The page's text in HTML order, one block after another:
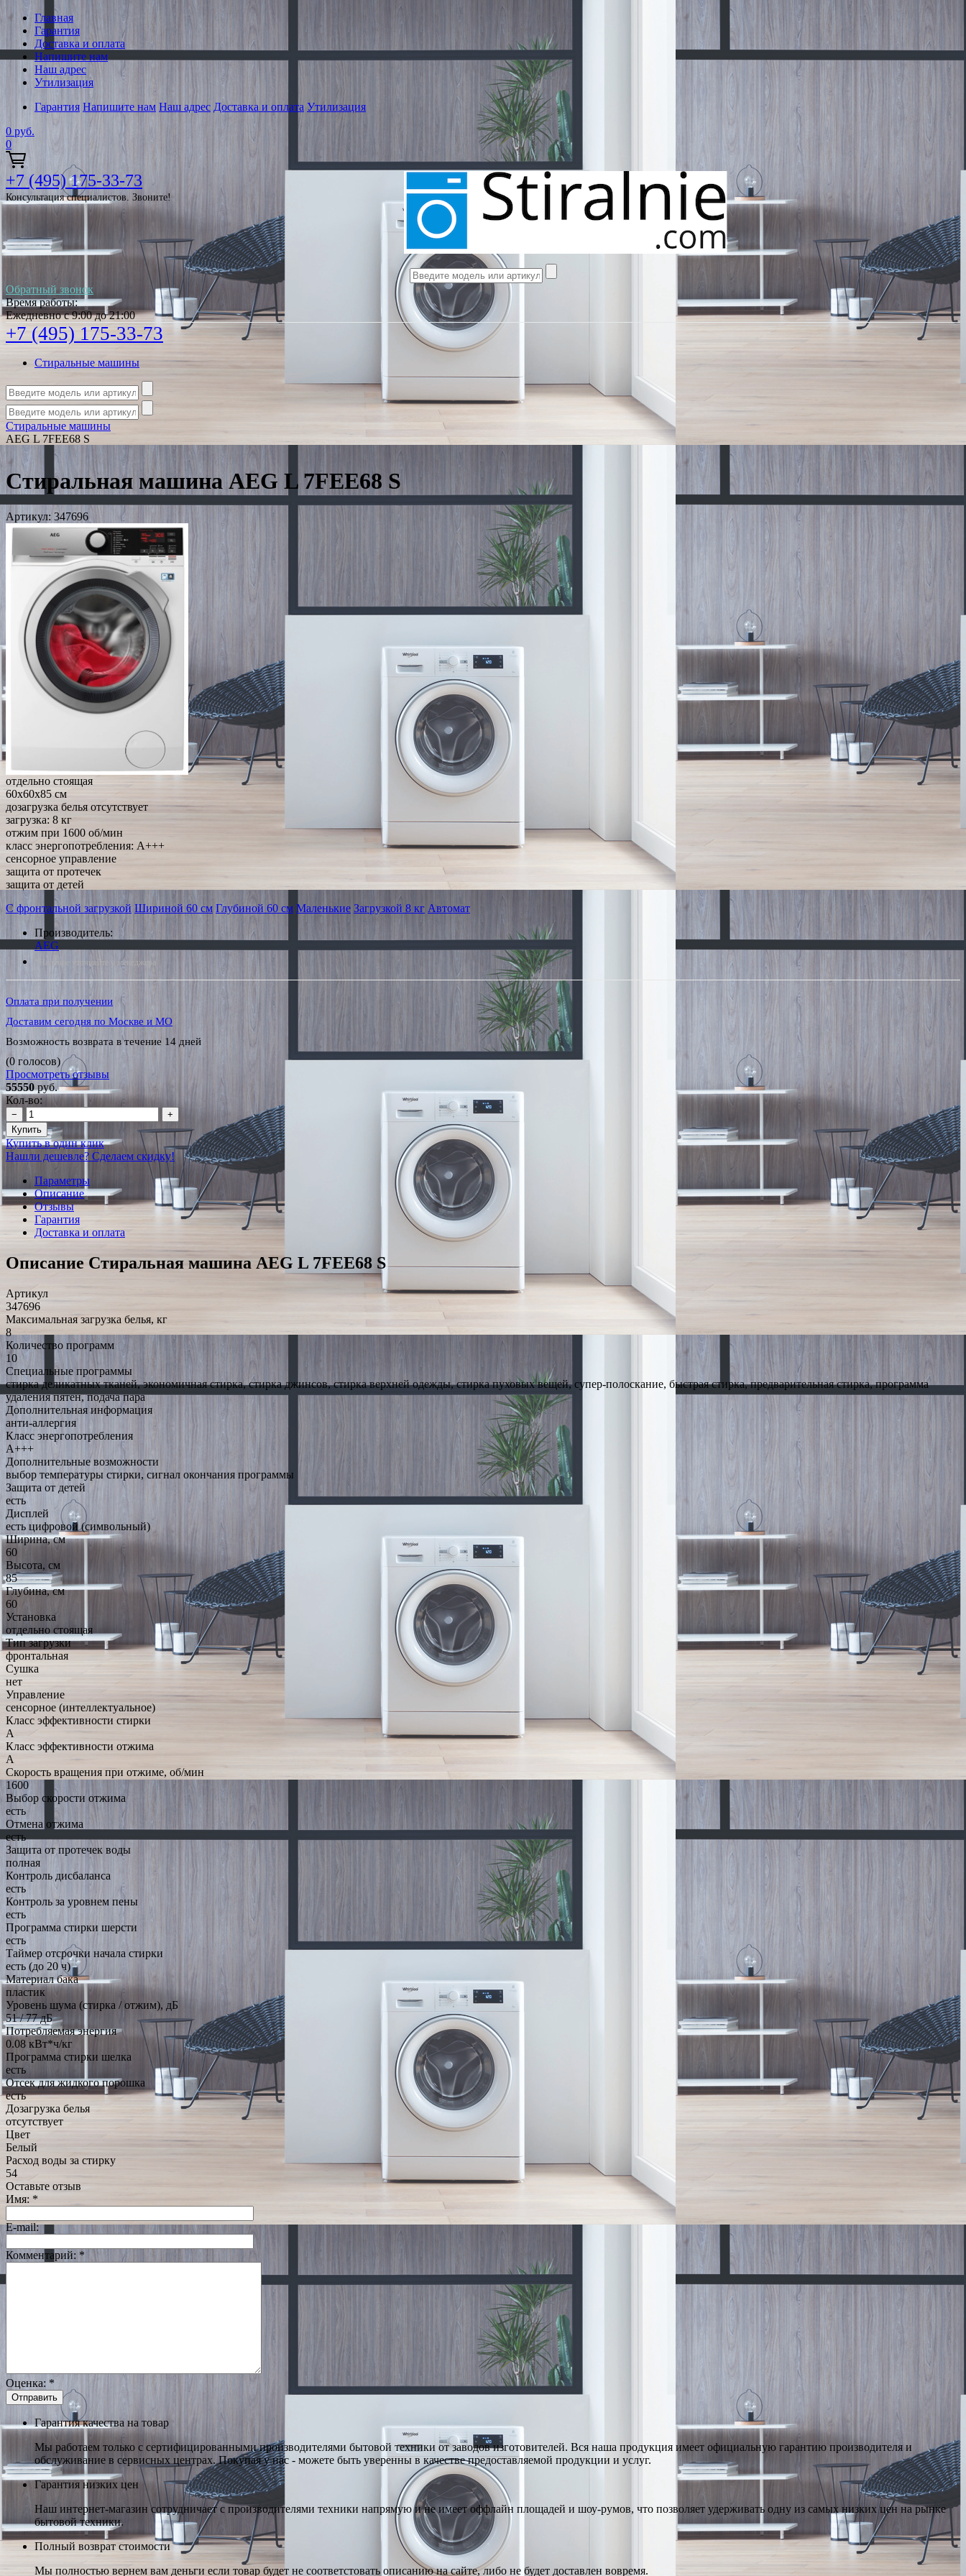
Главная
Гарантия
Доставка и оплата
Напишите нам
Наш адрес
Утилизация
Гарантия Напишите нам Наш адрес Доставка и оплата Утилизация
0 руб.
0
+7 (495) 175-33-73
Консультация специалистов. Звоните!
Обратный звонок
Время работы:
Ежедневно с 9:00 до 21:00
+7 (495) 175-33-73
Стиральные машины
Стиральные машины
AEG L 7FEE68 S
Стиральная машина AEG L 7FEE68 S
Артикул: 347696
отдельно стоящая
60x60x85 см
дозагрузка белья отсутствует
загрузка: 8 кг
отжим при 1600 об/мин
класс энергопотребления: A+++
сенсорное управление
защита от протечек
защита от детей
С фронтальной загрузкой Шириной 60 см Глубиной 60 см Маленькие Загрузкой 8 кг Автомат
Производитель:
AEG
*Наличие уточняйте у менеджера
Оплата при получении
Доставим сегодня по Москве и МО
Возможность возврата в течение 14 дней
(0 голосов)
Просмотреть отзывы
55550руб.
Кол-во:
−
+
Купить
Купить в один клик
Нашли дешевле? Сделаем скидку!
Параметры
Описание
Отзывы
Гарантия
Доставка и оплата
Описание Стиральная машина AEG L 7FEE68 S
Артикул
347696
Максимальная загрузка белья, кг
8
Количество программ
10
Специальные программы
стирка деликатных тканей, экономичная стирка, стирка джинсов, стирка верхней одежды, стирка пуховых вещей, супер-полоскание, быстрая стирка, предварительная стирка, программа
удаления пятен, подача пара
Дополнительная информация
анти-аллергия
Класс энергопотребления
A+++
Дополнительные возможности
выбор температуры стирки, сигнал окончания программы
Защита от детей
есть
Дисплей
есть цифровой (символьный)
Ширина, см
60
Высота, см
85
Глубина, см
60
Установка
отдельно стоящая
Тип загрузки
фронтальная
Сушка
нет
Управление
сенсорное (интеллектуальное)
Класс эффективности стирки
A
Класс эффективности отжима
A
Скорость вращения при отжиме, об/мин
1600
Выбор скорости отжима
есть
Отмена отжима
есть
Защита от протечек воды
полная
Контроль дисбаланса
есть
Контроль за уровнем пены
есть
Программа стирки шерсти
есть
Таймер отсрочки начала стирки
есть (до 20 ч)
Материал бака
пластик
Уровень шума (стирка / отжим), дБ
51 / 77 дБ
Потребляемая энергия
0.08 кВт*ч/кг
Программа стирки шелка
есть
Отсек для жидкого порошка
есть
Дозагрузка белья
отсутствует
Цвет
Белый
Расход воды за стирку
54
Оставьте отзыв
Имя: *
E-mail:
Комментарий: *
Оценка: *
Гарантия качества на товар
Мы работаем только с сертифицированными производителями бытовой техники от заводов изготовителей. Вся наша продукция имеет официальную гарантию производителя и
обслуживание в сервисных центрах. Покупая у нас - можете быть уверенны в качестве предоставляемой продукции и услуг.
Гарантия низких цен
Наш интернет-магазин сотрудничает с производителями техники напрямую и не имеет оффлайн площадей и шоу-румов, что позволяет удерживать одну из самых низких цен на рынке
бытовой техники.
Полный возврат стоимости
Мы полностью вернем вам деньги если товар будет не соответстовать описанию на сайте, либо не будет доставлен вовремя.